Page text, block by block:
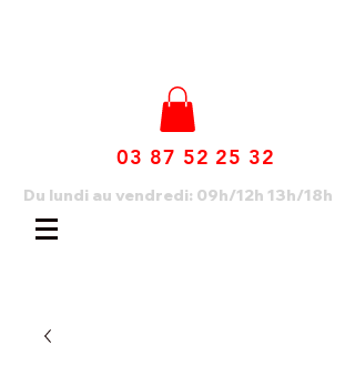
03 87 52 25 32
Du lundi au vendredi: 09h/12h 13h/18h